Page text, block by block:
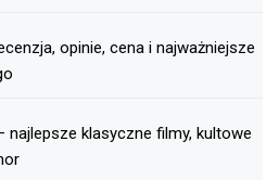
opinie, cena i najważniejsze
klasyczne filmy, kultowe